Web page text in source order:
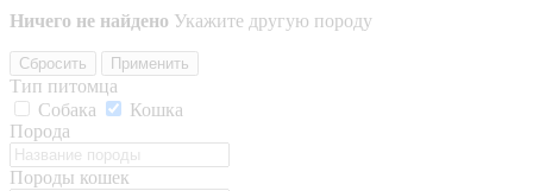
Ничего не найдено Укажите другую породу
Сбросить Применить
Тип питомца
Собака
Кошка
Порода
Породы кошек